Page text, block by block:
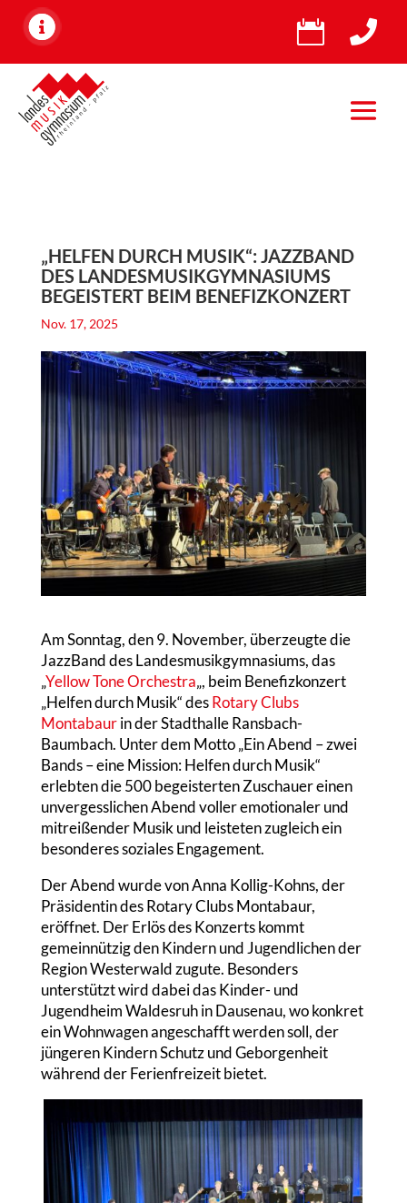
 
„HELFEN DURCH MUSIK“: JAZZBAND
DES LANDESMUSIKGYMNASIUMS
BEGEISTERT BEIM BENEFIZKONZERT
Nov. 17, 2025
Am Sonntag, den 9. November, überzeugte die
JazzBand des Landesmusikgymnasiums, das
„Yellow Tone Orchestra„, beim Benefizkonzert
„Helfen durch Musik“ desRotary Clubs
Montabaurin der Stadthalle Ransbach-
Baumbach. Unter dem Motto „Ein Abend – zwei
Bands – eine Mission: Helfen durch Musik“
erlebten die 500 begeisterten Zuschauer einen
unvergesslichen Abend voller emotionaler und
mitreißender Musik und leisteten zugleich ein
besonderes soziales Engagement.
Der Abend wurde von Anna Kollig-Kohns, der
Präsidentin des Rotary Clubs Montabaur,
eröffnet. Der Erlös des Konzerts kommt
gemeinnützig den Kindern und Jugendlichen der
Region Westerwald zugute. Besonders
unterstützt wird dabei das Kinder- und
Jugendheim Waldesruh in Dausenau, wo konkret
ein Wohnwagen angeschafft werden soll, der
jüngeren Kindern Schutz und Geborgenheit
während der Ferienfreizeit bietet.